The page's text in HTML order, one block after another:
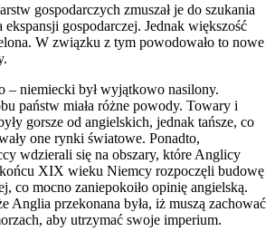
gospodarczych zmuszał je do szukania
gospodarczej. Jednak większość
W związku z tym powodowało to nowe
– niemiecki był wyjątkowo nasilony.
państw miała różne powody. Towary i
gorsze od angielskich, jednak tańsze, co
one rynki światowe. Ponadto,
wdzierali się na obszary, które Anglicy
XIX wieku Niemcy rozpoczęli budowę
co mocno zaniepokoiło opinię angielską.
Anglia przekonana była, iż muszą zachować
aby utrzymać swoje imperium.